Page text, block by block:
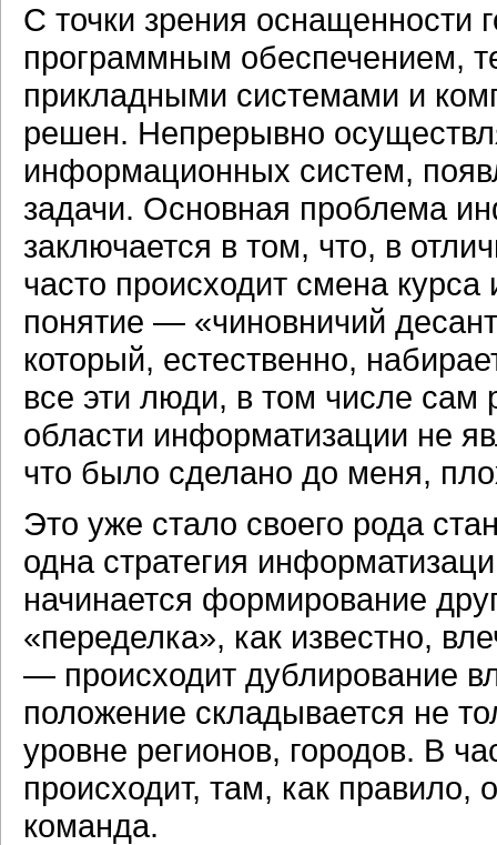
С точки зрения оснащенности
программным обеспечением,
прикладными системами и
решен. Непрерывно
информационных систем,
задачи. Основная проблема
заключается в том, что, в
часто происходит смена
понятие — «чиновничий
который, естественно,
все эти люди, в том числе сам
области информатизации не
что было сделано до меня,
Это уже стало своего рода
одна стратегия
начинается формирование
«переделка», как известно,
— происходит дублирование
положение складывается не
уровне регионов, городов. В
происходит, там, как правило,
команда.